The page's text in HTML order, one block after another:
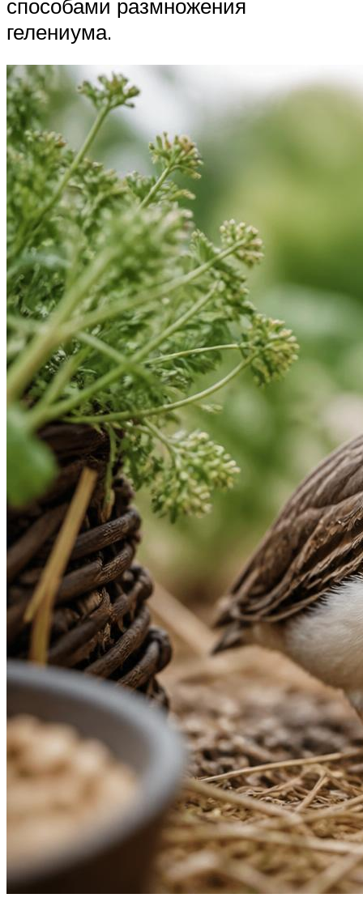
способами размножения
гелениума.